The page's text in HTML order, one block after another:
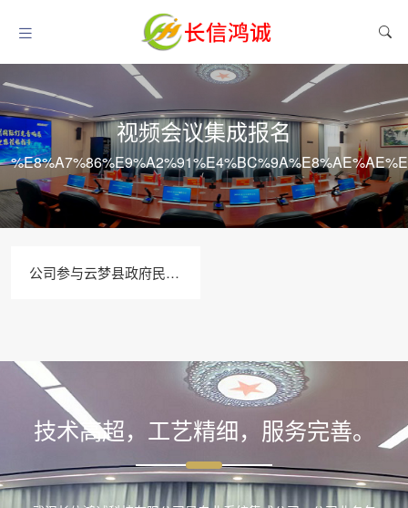
视频会议集成报名
公司参与云梦县政府民政局视频会议系统集成项目投标报名
技术高超，工艺精细，服务完善。